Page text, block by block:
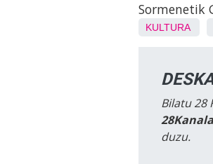
Sormenetik
KULTURA
Bilatu 28
duzu.